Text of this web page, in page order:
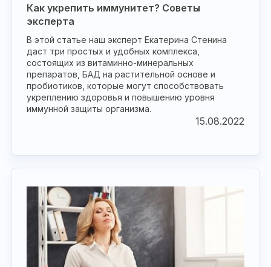
Как укрепить иммунитет? Советы
эксперта
В этой статье наш эксперт Екатерина Стенина
даст три простых и удобных комплекса,
состоящих из витаминно-минеральных
препаратов, БАД на растительной основе и
пробиотиков, которые могут способствовать
укреплению здоровья и повышению уровня
иммунной защиты организма.
15.08.2022